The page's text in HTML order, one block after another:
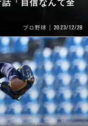
「自信なんて全
プロ野球 2023/12/28